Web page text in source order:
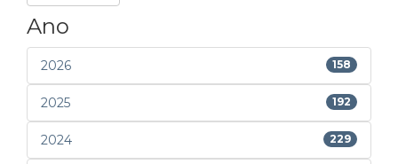
Ano
2026 158
2025 192
2024 229